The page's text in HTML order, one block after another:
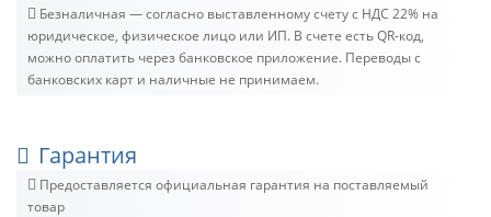
Безналичная — согласно выставленному счету c НДС 22% на
юридическое, физическое лицо или ИП. В счете есть QR-код,
можно оплатить через банковское приложение. Переводы с
банковских карт и наличные не принимаем.
Гарантия
Предоставляется официальная гарантия на поставляемый
товар